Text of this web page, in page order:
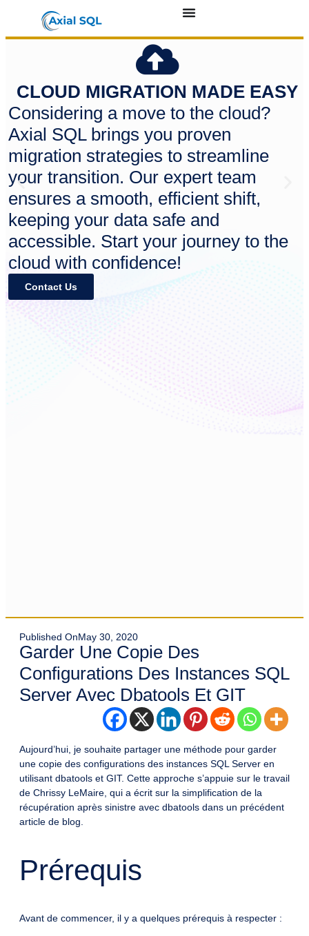
CLOUD MIGRATION MADE EASY
Considering a move to the cloud?
Axial SQL brings you proven
migration strategies to streamline
your transition. Our expert team
ensures a smooth, efficient shift,
keeping your data safe and
accessible. Start your journey to the
cloud with confidence!
Contact Us
Published OnMay 30, 2020
Garder Une Copie Des
Configurations Des Instances SQL
Server Avec Dbatools Et GIT
Aujourd’hui, je souhaite partager une méthode pour garder
une copie des configurations des instances SQL Server en
utilisant dbatools et GIT. Cette approche s’appuie sur le travail
de Chrissy LeMaire, qui a écrit sur la simplification de la
récupération après sinistre avec dbatools dans un précédent
article de blog.
Prérequis
Avant de commencer, il y a quelques prérequis à respecter :